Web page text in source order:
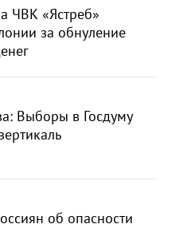
ЧВК «Ястреб»
за обнуление
Выборы в Госдуму
об опасности